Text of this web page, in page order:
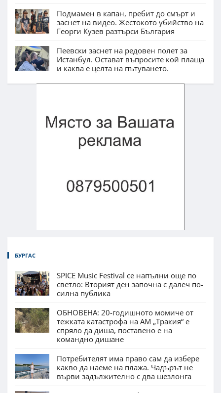
Подмамен в капан, пребит до смърт и
заснет на видео. Жестокото убийство на
Георги Кузев разтърси България
Пеевски заснет на редовен полет за
Истанбул. Остават въпросите кой плаща
и каква е целта на пътуването.
БУРГАС
SPICE Music Festival се напълни още по
светло: Вторият ден започна с далеч по-
силна публика
ОБНОВЕНА: 20-годишното момиче от
тежката катастрофа на АМ „Тракия“ е
спряло да диша, поставено е на
командно дишане
Потребителят има право сам да избере
какво да наеме на плажа. Чадърът не
върви задължително с два шезлонга